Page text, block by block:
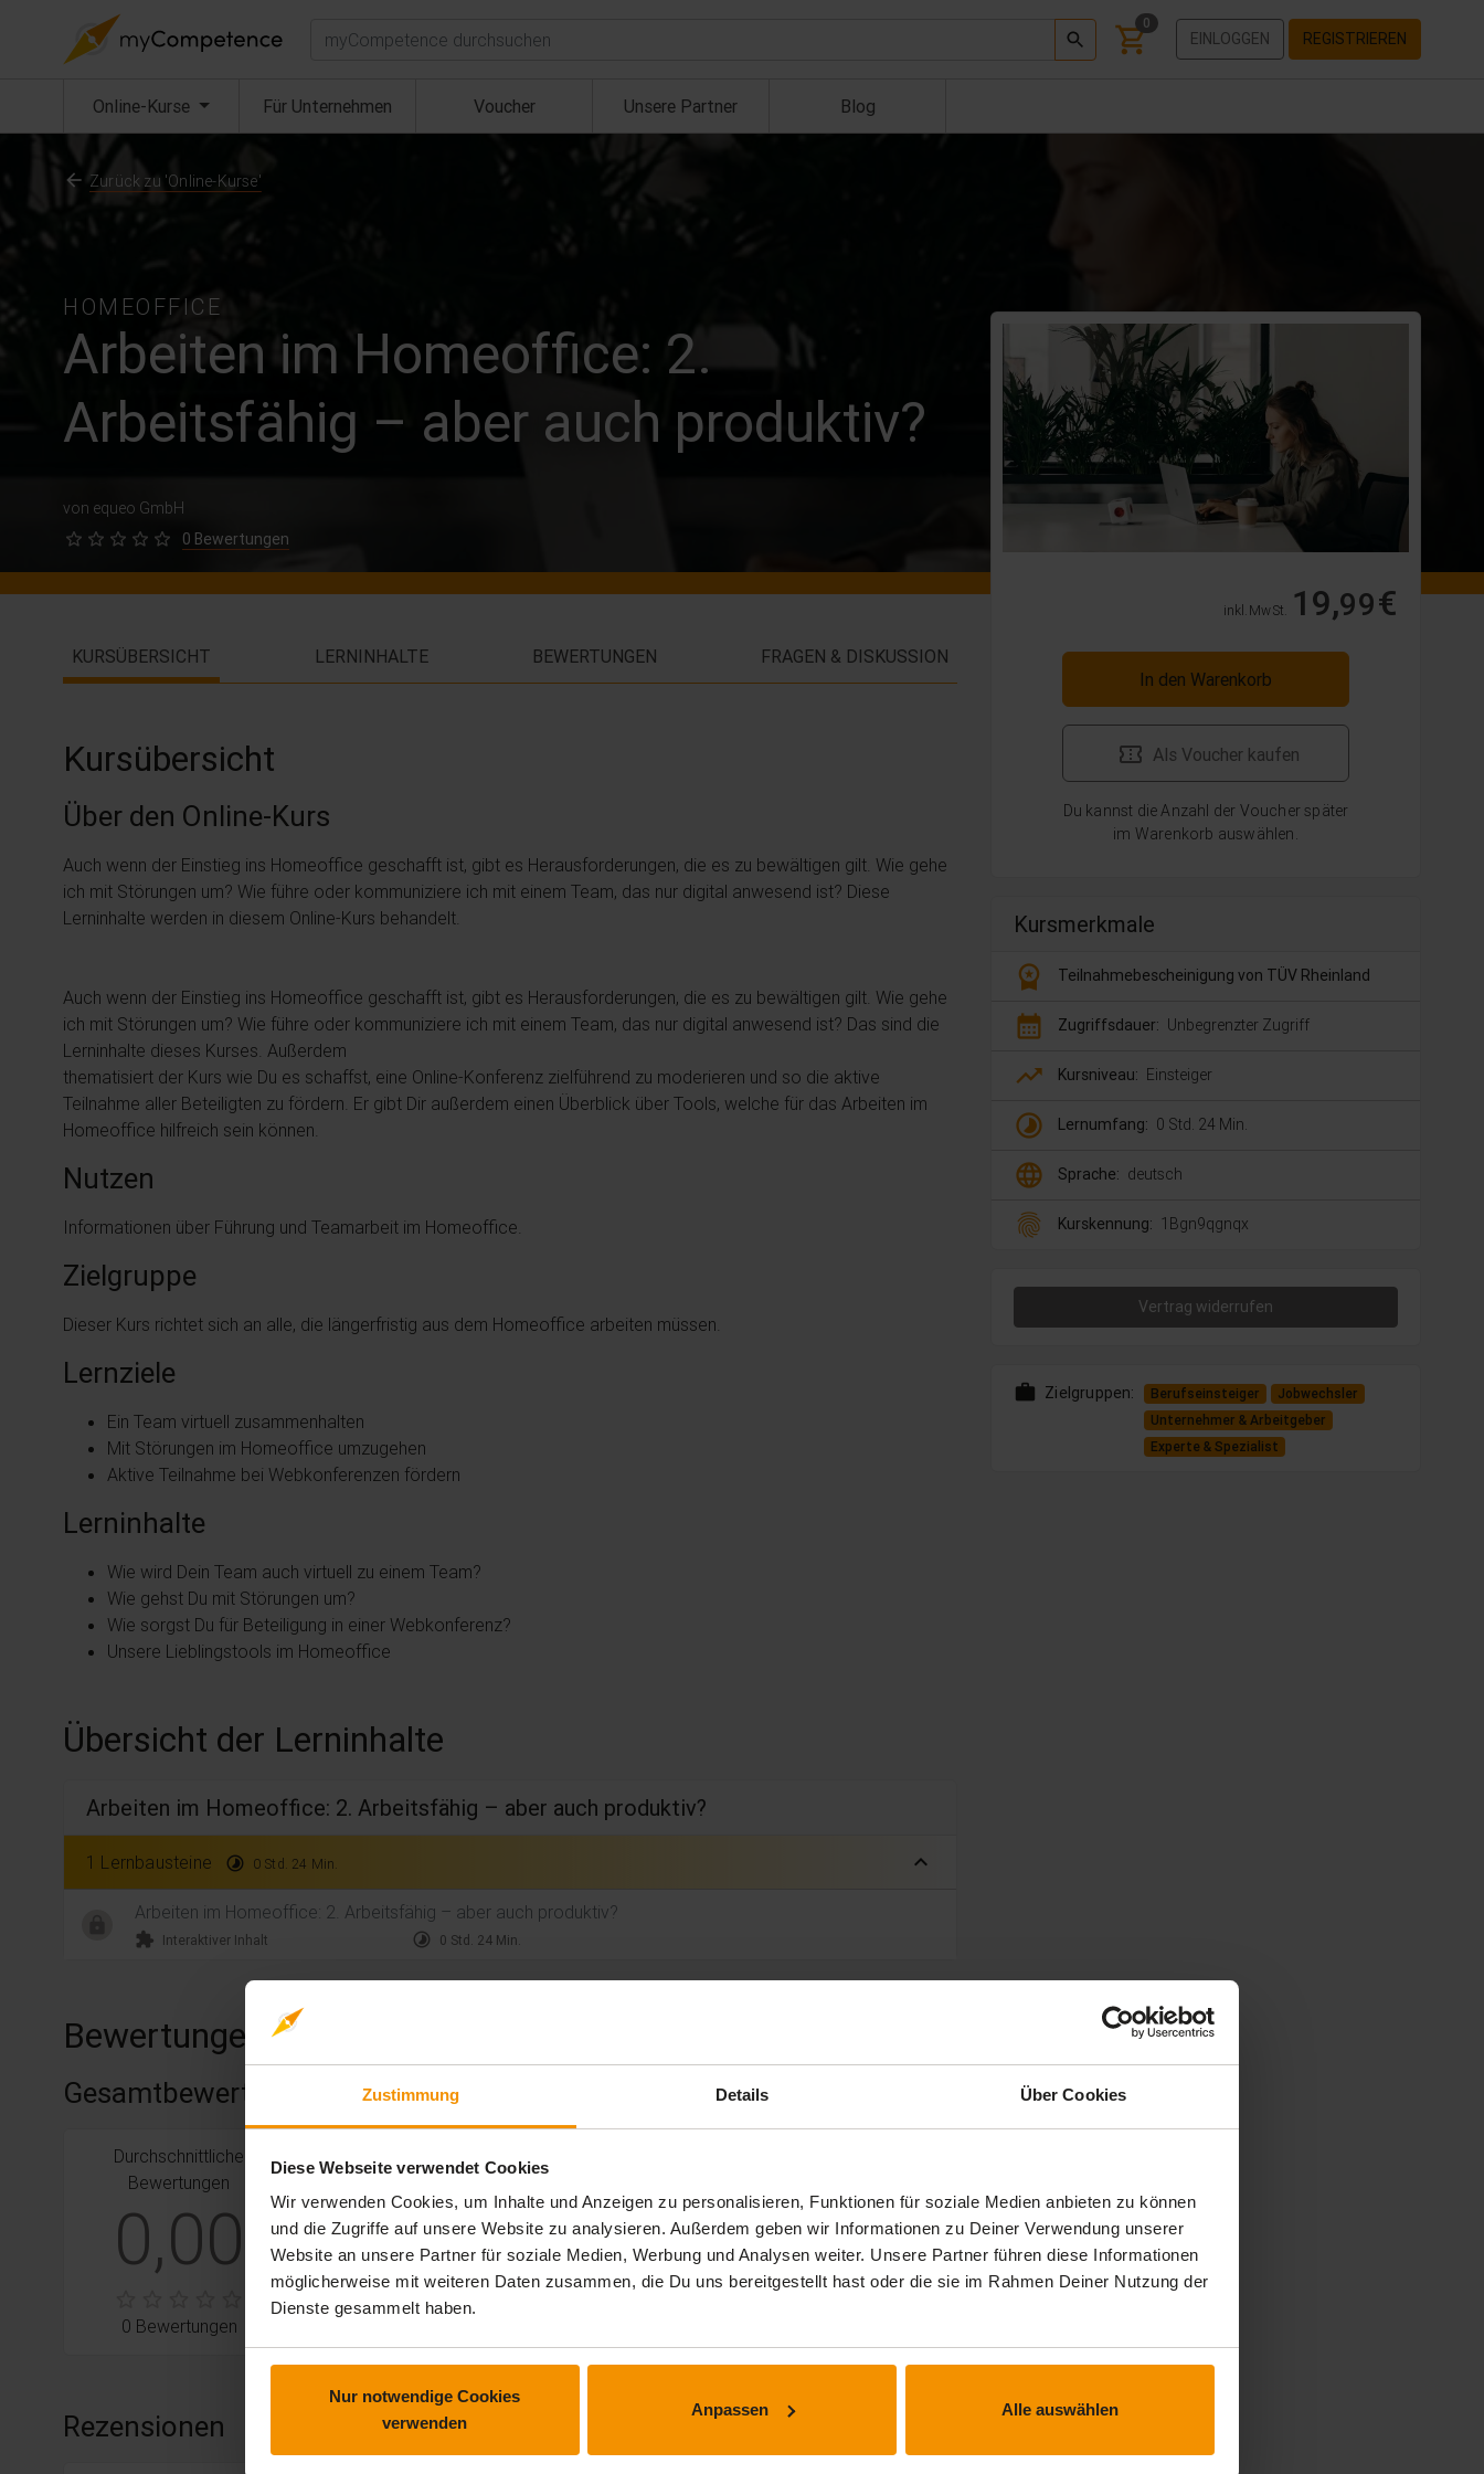
Zustimmung Details Über Cookies
Diese Webseite verwendet Cookies
Wir verwenden Cookies, um Inhalte und Anzeigen zu personalisieren, Funktionen für soziale Medien anbieten zu können
und die Zugriffe auf unsere Website zu analysieren. Außerdem geben wir Informationen zu Deiner Verwendung unserer
Website an unsere Partner für soziale Medien, Werbung und Analysen weiter. Unsere Partner führen diese Informationen
möglicherweise mit weiteren Daten zusammen, die Du uns bereitgestellt hast oder die sie im Rahmen Deiner Nutzung der
Dienste gesammelt haben.
Nur notwendige Cookies
verwenden
Anpassen Alle auswählen
Suchen 0
EINLOGGEN REGISTRIEREN
Online-Kurse (aktuell) Für Unternehmen Voucher Unsere Partner Blog
HOMEOFFICE
Arbeiten im Homeoffice: 2.
Arbeitsfähig – aber auch produktiv?
von equeo GmbH
0 Bewertungen
Zurück zu 'Online-Kurse'
inkl. MwSt. 19,99€
In den Warenkorb
Als Voucher kaufen
Du kannst die Anzahl der Voucher später
im Warenkorb auswählen.
Kursmerkmale
workspace_premium Teilnahmebescheinigung von TÜV Rheinland
calendar_month Zugriffsdauer: Unbegrenzter Zugriff
trending_up Kursniveau: Einsteiger
timelapse Lernumfang: 0 Std. 24 Min.
language Sprache: deutsch
fingerprint Kurskennung: 1Bgn9qgnqx
Vertrag widerrufen
work Zielgruppen: Berufseinsteiger
Jobwechsler
Unternehmer & Arbeitgeber
Experte & Spezialist
KURSÜBERSICHT LERNINHALTE BEWERTUNGEN FRAGEN & DISKUSSION
Kursübersicht
Über den Online-Kurs
Auch wenn der Einstieg ins Homeoffice geschafft ist, gibt es Herausforderungen, die es zu bewältigen gilt. Wie gehe
ich mit Störungen um? Wie führe oder kommuniziere ich mit einem Team, das nur digital anwesend ist? Diese
Lerninhalte werden in diesem Online-Kurs behandelt.
Auch wenn der Einstieg ins Homeoffice geschafft ist, gibt es Herausforderungen, die es zu bewältigen gilt. Wie gehe
ich mit Störungen um? Wie führe oder kommuniziere ich mit einem Team, das nur digital anwesend ist? Das sind die
Lerninhalte dieses Kurses. Außerdem
thematisiert der Kurs wie Du es schaffst, eine Online-Konferenz zielführend zu moderieren und so die aktive
Teilnahme aller Beteiligten zu fördern. Er gibt Dir außerdem einen Überblick über Tools, welche für das Arbeiten im
Homeoffice hilfreich sein können.
Nutzen
Informationen über Führung und Teamarbeit im Homeoffice.
Zielgruppe
Dieser Kurs richtet sich an alle, die längerfristig aus dem Homeoffice arbeiten müssen.
Lernziele
Ein Team virtuell zusammenhalten
Mit Störungen im Homeoffice umzugehen
Aktive Teilnahme bei Webkonferenzen fördern
Lerninhalte
Wie wird Dein Team auch virtuell zu einem Team?
Wie gehst Du mit Störungen um?
Wie sorgst Du für Beteiligung in einer Webkonferenz?
Unsere Lieblingstools im Homeoffice
Übersicht der Lerninhalte
Arbeiten im Homeoffice: 2. Arbeitsfähig – aber auch produktiv?
1 Lernbausteine timelapse 0 Std. 24 Min. expand_less
Arbeiten im Homeoffice: 2. Arbeitsfähig – aber auch produktiv?
extension Interaktiver Inhalt timelapse 0 Std. 24 Min.
Bewertungen
Gesamtbewertung
Durchschnittliche
Bewertungen
0,00
0 Bewertungen
stars: 0
Bewertungen
4stars: 0
Bewertungen
3stars: 0
Bewertungen
2stars: 0
Bewertungen
1stars: 0
Bewertungen
Rezensionen